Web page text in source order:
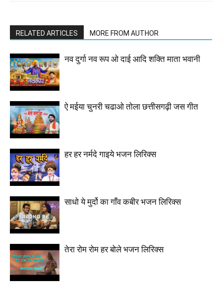
RELATED ARTICLES MORE FROM AUTHOR
नव दुर्गा नव रूप ओ दाई आदि शक्ति माता भवानी
ऐ मईया चुनरी चढाओ तोला छत्तीसगढ़ी जस गीत
हर हर नर्मदे गाइये भजन लिरिक्स
साधो ये मुर्दो का गाँव कबीर भजन लिरिक्स
तेरा रोम रोम हर बोले भजन लिरिक्स